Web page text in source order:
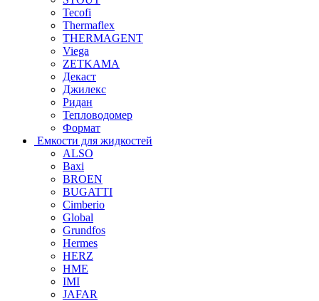
Tecofi
Thermaflex
THERMAGENT
Viega
ZETKAMA
Декаст
Джилекс
Ридан
Тепловодомер
Формат
Емкости для жидкостей
ALSO
Baxi
BROEN
BUGATTI
Cimberio
Global
Grundfos
Hermes
HERZ
HME
IMI
JAFAR